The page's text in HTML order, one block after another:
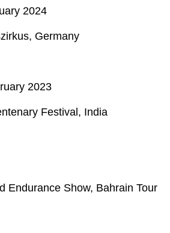
2024
Germany
2023
Festival, India
Endurance Show, Bahrain Tour